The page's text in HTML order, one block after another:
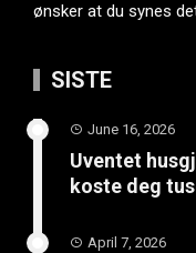
ønsker at du synes
SISTE
June 16, 2026
Uventet
koste deg
April 7, 2026